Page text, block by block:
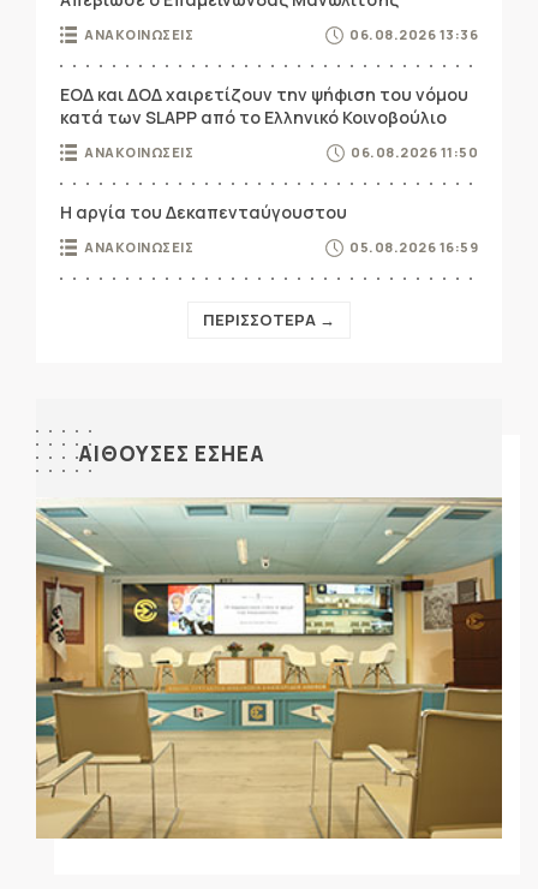
ΑΝΑΚΟΙΝΩΣΕΙΣ 06.08.2026 13:36
ΕΟΔ και ΔΟΔ χαιρετίζουν την ψήφιση του νόμου
κατά των SLAPP από το Ελληνικό Κοινοβούλιο
ΑΝΑΚΟΙΝΩΣΕΙΣ 06.08.2026 11:50
Η αργία του Δεκαπενταύγουστου
ΑΝΑΚΟΙΝΩΣΕΙΣ 05.08.2026 16:59
ΠΕΡΙΣΣΟΤΕΡΑ →
ΑΙΘΟΥΣΕΣ ΕΣΗΕΑ